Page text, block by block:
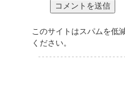
このサイトはスパムを低
ください。